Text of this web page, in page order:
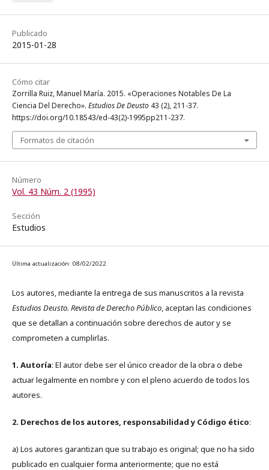
Publicado
2015-01-28
Cómo citar
Zorrilla Ruiz, Manuel María. 2015. «Operaciones Notables De La
Ciencia Del Derecho». Estudios De Deusto 43 (2), 211-37.
https://doi.org/10.18543/ed-43(2)-1995pp211-237.
Formatos de citación
Número
Vol. 43 Núm. 2 (1995)
Sección
Estudios
Última actualización: 08/02/2022
Los autores, mediante la entrega de sus manuscritos a la revista
Estudios Deusto. Revista de Derecho Público, aceptan las condiciones
que se detallan a continuación sobre derechos de autor y se
comprometen a cumplirlas.
1. Autoría: El autor debe ser el único creador de la obra o debe
actuar legalmente en nombre y con el pleno acuerdo de todos los
autores.
2. Derechos de los autores, responsabilidad y Código ético:
a) Los autores garantizan que su trabajo es original; que no ha sido
publicado en cualquier forma anteriormente; que no está